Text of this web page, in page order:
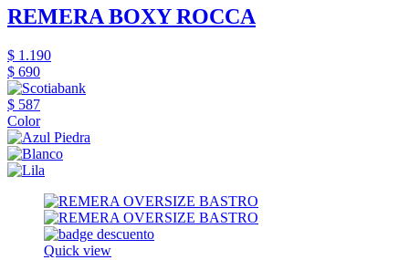
REMERA BOXY ROCCA
$ 1.190
$ 690
$ 587
Color
Quick view